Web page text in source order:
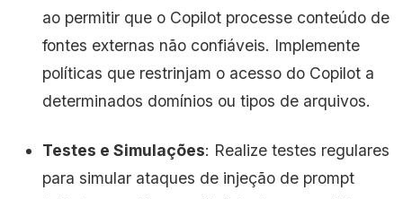
ao permitir que o Copilot processe conteúdo de
fontes externas não confiáveis. Implemente
políticas que restrinjam o acesso do Copilot a
determinados domínios ou tipos de arquivos.
Testes e Simulações: Realize testes regulares
para simular ataques de injeção de prompt